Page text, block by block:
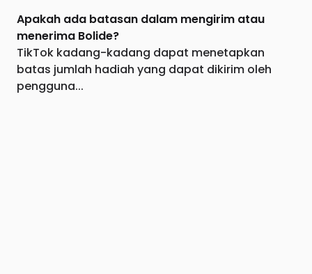
Apakah ada batasan dalam mengirim atau
menerima Bolide?
TikTok kadang-kadang dapat menetapkan
batas jumlah hadiah yang dapat dikirim oleh
pengguna...